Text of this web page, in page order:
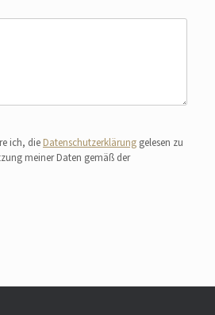
ich, die Datenschutzerklärung gelesen zu
meiner Daten gemäß der